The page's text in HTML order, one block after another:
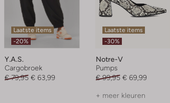
Laatste items
-20%
Y.a.s.
Cargobroek
€ 79,95 € 63,99
Laatste items
-30%
Notre-V
Pumps
€ 99,95 € 69,99
+ meer kleuren